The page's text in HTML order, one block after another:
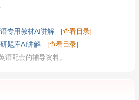
专用教材AI讲解
[查看目录]
题库AI讲解
[查看目录]
语配套的辅导资料。